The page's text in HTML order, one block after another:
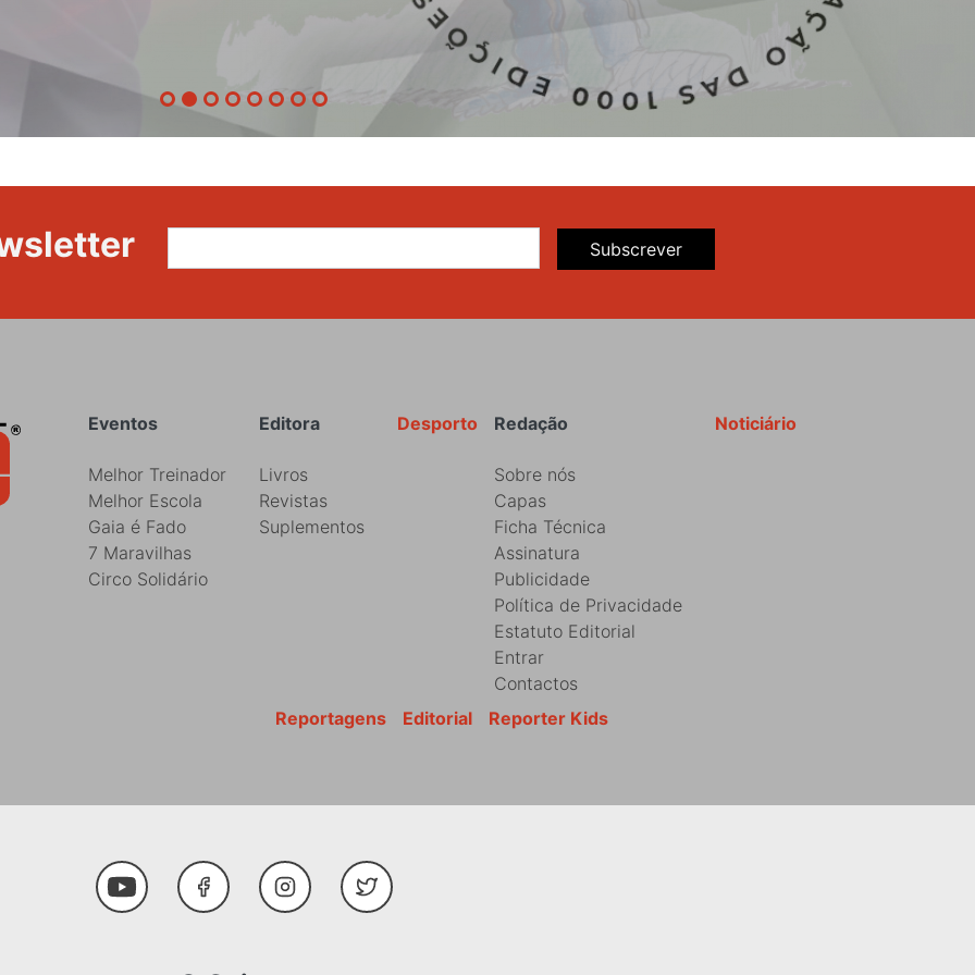
Subscrever
Rodapé Noticiário
Redação
Sobre nós
Capas
Ficha Técnica
Assinatura
Publicidade
Política de Privacidade
Estatuto Editorial
Entrar
Contactos
Desporto
Editora
Livros
Revistas
Suplementos
Eventos
Melhor Treinador
Melhor Escola
Gaia é Fado
7 Maravilhas
Circo Solidário
Reporter Kids
Editorial
Reportagens
Youtube FacebookInstagramTwitter